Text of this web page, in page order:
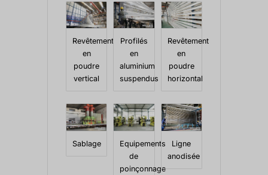
Revêtement
en
poudre
vertical
Profilés
en
aluminium
suspendus
Revêtement
en
poudre
horizontal
Sablage
Equipements
de
poinçonnage
Ligne
anodisée